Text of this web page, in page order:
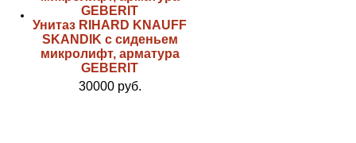
Унитаз RIHARD KNAUFF
SKANDIK с сиденьем
микролифт, арматура
GEBERIT
30000 руб.